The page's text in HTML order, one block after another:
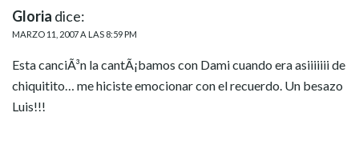
Gloria dice:
MARZO 11, 2007 A LAS 8:59 PM
Esta canciÃ³n la cantÃ¡bamos con Dami cuando era asiiiiiii de
chiquitito… me hiciste emocionar con el recuerdo. Un besazo
Luis!!!